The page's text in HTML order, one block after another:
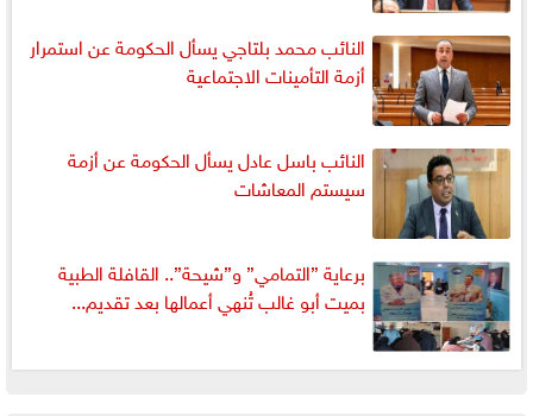
النائب محمد بلتاجي يسأل الحكومة عن استمرار
أزمة التأمينات الاجتماعية
النائب باسل عادل يسأل الحكومة عن أزمة
سيستم المعاشات
برعاية ”التمامي” و”شيحة”.. القافلة الطبية
بميت أبو غالب تُنهي أعمالها بعد تقديم...